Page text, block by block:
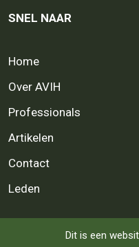
SNEL NAAR
Home
Over AVIH
Professionals
Artikelen
Contact
Leden
Dit is een